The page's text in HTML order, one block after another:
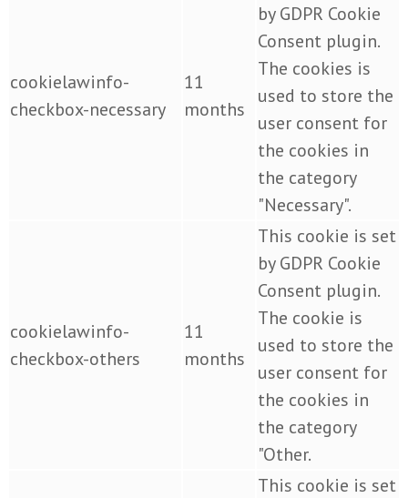
cookielawinfo-
checkbox-necessary
11
months
by GDPR Cookie
Consent plugin.
The cookies is
used to store the
user consent for
the cookies in
the category
"Necessary".
cookielawinfo-
checkbox-others
11
months
This cookie is set
by GDPR Cookie
Consent plugin.
The cookie is
used to store the
user consent for
the cookies in
the category
"Other.
This cookie is set